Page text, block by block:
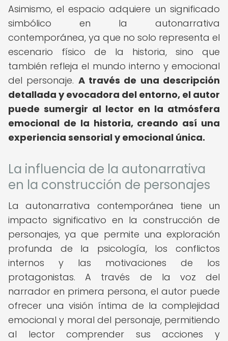
Asimismo, el espacio adquiere un significado
simbólico en la autonarrativa
contemporánea, ya que no solo representa el
escenario físico de la historia, sino que
también refleja el mundo interno y emocional
del personaje. A través de una descripción
detallada y evocadora del entorno, el autor
puede sumergir al lector en la atmósfera
emocional de la historia, creando así una
experiencia sensorial y emocional única.
La influencia de la autonarrativa
en la construcción de personajes
La autonarrativa contemporánea tiene un
impacto significativo en la construcción de
personajes, ya que permite una exploración
profunda de la psicología, los conflictos
internos y las motivaciones de los
protagonistas. A través de la voz del
narrador en primera persona, el autor puede
ofrecer una visión íntima de la complejidad
emocional y moral del personaje, permitiendo
al lector comprender sus acciones y